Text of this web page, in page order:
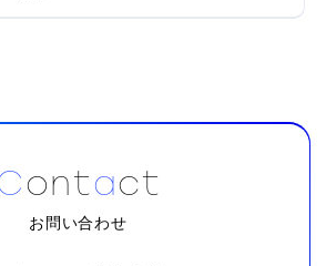
ontact
お問い合わせ